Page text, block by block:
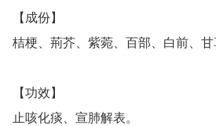
【成份】
桔梗、荊芥、紫菀、百部、白前、
【功效】
止咳化痰、宣肺解表。